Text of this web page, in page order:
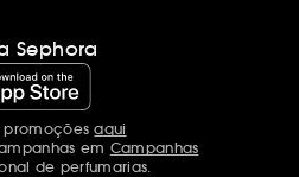
Sephora
promoçõesaqui
em Campanhas
de perfumarias.